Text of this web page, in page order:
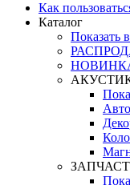
Как
Каталог
Показать